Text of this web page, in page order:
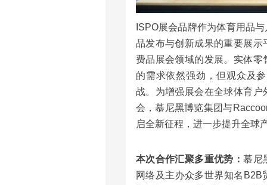
ISPO展会品牌作为体育用品
品发布与创新成果的重要展
费品展会领域的发展。实体
的需求依然强劲，但观众及
战。为增强展会在全球体育
会，慕尼黑博览集团与
启全新征程，进一步提升全球
本次合作汇聚多重优势：慕尼
网络及主办众多世界知名B2B